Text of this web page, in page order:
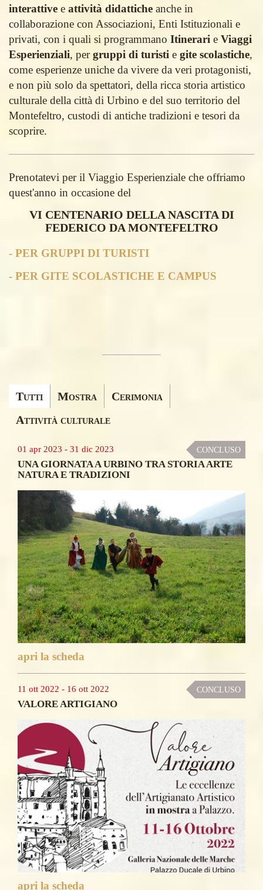
interattive e attività didattiche anche in
collaborazione con Associazioni, Enti Istituzionali e
privati, con i quali si programmano Itinerari e Viaggi
Esperienziali, pergruppi di turisti e gite scolastiche,
come esperienze uniche da vivere da veri protagonisti,
e non più solo da spettatori, della ricca storia artistico
culturale della città di Urbino e del suo territorio del
Montefeltro, custodi di antiche tradizioni e tesori da
scoprire.
Prenotatevi per il Viaggio Esperienziale che offriamo
quest'anno in occasione del
VI CENTENARIO DELLA NASCITA DI
FEDERICO DA MONTEFELTRO
- PER GRUPPI DI TURISTI
- PER GITE SCOLASTICHE E CAMPUS
Ricerca
Eventi
Tutti Mostra
Cerimonia
Attività culturale
01 apr 2023 - 31 dic 2023 CONCLUSO
UNA GIORNATA A URBINO TRA STORIA ARTE
NATURA E TRADIZIONI
apri la scheda
11 ott 2022 - 16 ott 2022 CONCLUSO
VALORE ARTIGIANO
apri la scheda